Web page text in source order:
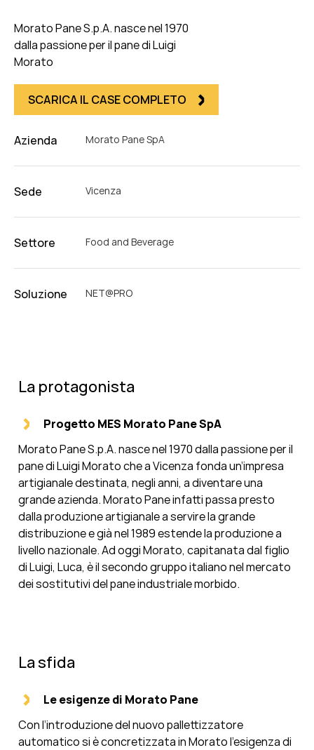
Morato Pane S.p.A. nasce nel 1970
dalla passione per il pane di Luigi
Morato
SCARICA IL CASE COMPLETO
Azienda Morato Pane SpA
Sede Vicenza
Settore Food and Beverage
Soluzione NET@PRO
La protagonista
Progetto MES Morato Pane SpA
Morato Pane S.p.A. nasce nel 1970 dalla passione per il
pane di Luigi Morato che a Vicenza fonda un’impresa
artigianale destinata, negli anni, a diventare una
grande azienda. Morato Pane infatti passa presto
dalla produzione artigianale a servire la grande
distribuzione e già nel 1989 estende la produzione a
livello nazionale. Ad oggi Morato, capitanata dal figlio
di Luigi, Luca, è il secondo gruppo italiano nel mercato
dei sostitutivi del pane industriale morbido.
La sfida
Le esigenze di Morato Pane
Con l’introduzione del nuovo pallettizzatore
automatico si è concretizzata in Morato l’esigenza di